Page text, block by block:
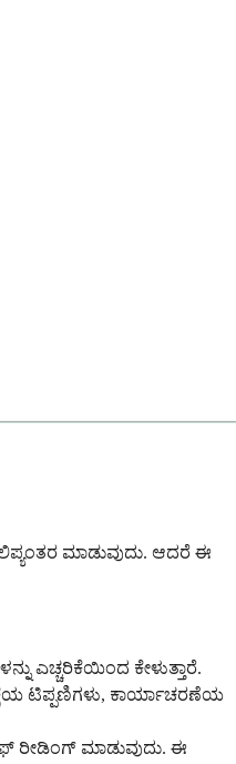
ಮಾಡುವುದು. ಆದರೆ ಈ
ಎಚ್ಚರಿಕೆಯಿಂದ ಕೇಳುತ್ತಾರೆ.
ಟಿಪ್ಪಣಿಗಳು, ಕಾರ್ಯಾಚರಣೆಯ
ರೀಡಿಂಗ್ ಮಾಡುವುದು. ಈ